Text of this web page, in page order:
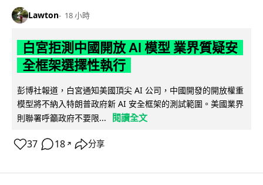
Lawton 18 小時
白宮拒測中國開放 AI 模型 業界質疑安
全框架選擇性執行
彭博社報道，白宮通知美國頂尖 AI 公司，中國開發的開放權重
模型將不納入特朗普政府新 AI 安全框架的測試範圍。美國業界
則聯署呼籲政府不要限...
閱讀全文
37 18 ↗ 分享